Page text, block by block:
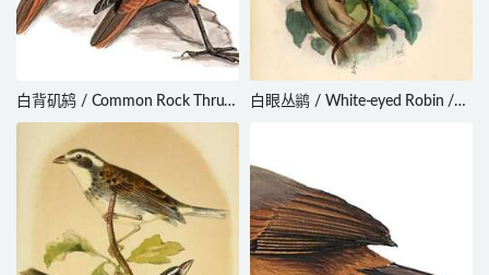
白背矶鸫 / Common Rock Thrush
/ Monticola saxatilis
白眼丛鹟 / White-eyed Robin /